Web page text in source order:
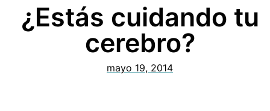
¿Estás cuidando tu
cerebro?
mayo 19, 2014